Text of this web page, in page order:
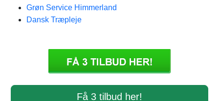
Grøn Service Himmerland
Dansk Træpleje
Få 3 tilbud her!